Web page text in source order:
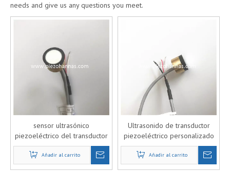
needs and give us any questions you meet.
sensor ultrasónico
piezoeléctrico del transductor
ultrasónico del gas de 200KHz
Pzt
Añadir al carrito
Ultrasonido de transductor
piezoeléctrico personalizado
de 200 KHz para caudalímetro
de gas ultrasónico
Añadir al carrito